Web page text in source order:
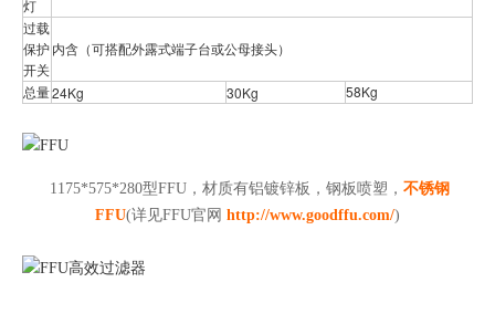
灯
过载
保护
开关
内含（可搭配外露式端子台或公母接头）
总量24Kg 30Kg 58Kg
1175*575*280型FFU，材质有铝镀锌板，钢板喷塑， 不锈钢
FFU(详见FFU官网 http://www.goodffu.com/)